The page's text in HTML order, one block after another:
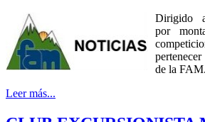
Dirigido a
por
de la FAM.
Leer más...